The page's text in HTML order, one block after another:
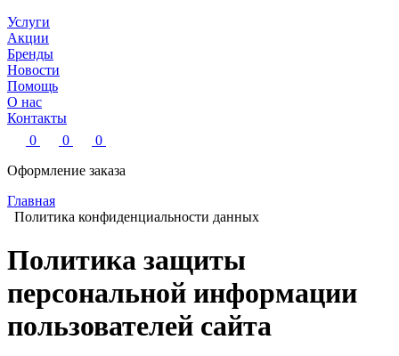
Услуги
Акции
Бренды
Новости
Помощь
О нас
Контакты
0
0
0
Оформление заказа
Главная
Политика конфиденциальности данных
Политика защиты
персональной информации
пользователей сайта